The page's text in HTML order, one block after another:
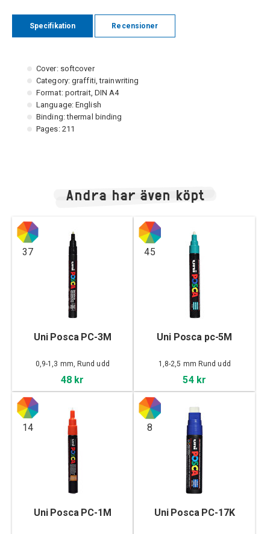
Specifikation Recensioner
Cover: softcover
Category: graffiti, trainwriting
Format: portrait, DIN A4
Language: English
Binding: thermal binding
Pages: 211
Andra har även köpt
37
Uni Posca PC-3M
0,9-1,3 mm, Rund udd
48 kr
45
Uni Posca pc-5M
1,8-2,5 mm Rund udd
54 kr
14
Uni Posca PC-1M
8
Uni Posca PC-17K